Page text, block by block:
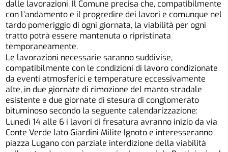
dalle lavorazioni. Il Comune precisa che, compatibilmente
con l’andamento e il progredire dei lavori e comunque nel
tardo pomeriggio di ogni giornata, la viabilità per ogni
tratto potrà essere mantenuta o ripristinata
temporaneamente.
Le lavorazioni necessarie saranno suddivise,
compatibilmente con le condizioni di lavoro condizionate
da eventi atmosferici e temperature eccessivamente
alte, in due giornate di rimozione del manto stradale
esistente e due giornate di stesura di conglomerato
bituminoso secondo la seguente calendarizzazione:
Lunedì 14 alle 6 i lavori di fresatura avranno inizio da via
Conte Verde lato Giardini Milite Ignoto e interesseranno
piazza Lugano con parziale interdizione della viabilità